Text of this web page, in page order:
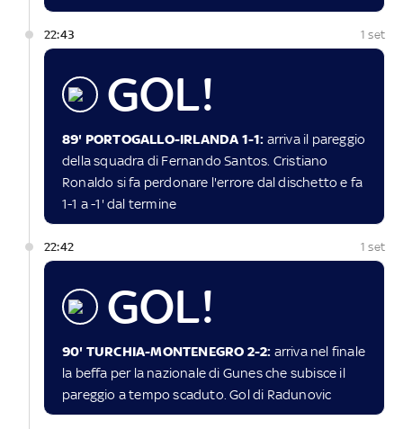
22:43 1 set
GOL!
89' PORTOGALLO-IRLANDA 1-1: arriva il pareggio
della squadra di Fernando Santos. Cristiano
Ronaldo si fa perdonare l'errore dal dischetto e fa
1-1 a -1' dal termine
22:42 1 set
GOL!
90' TURCHIA-MONTENEGRO 2-2: arriva nel finale
la beffa per la nazionale di Gunes che subisce il
pareggio a tempo scaduto. Gol di Radunovic